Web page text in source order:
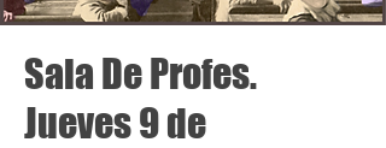
Sala De Profes.
Jueves 9 de